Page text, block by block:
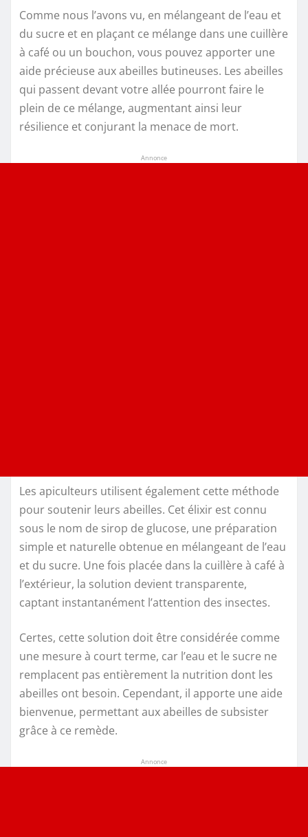
Comme nous l’avons vu, en mélangeant de l’eau et
du sucre et en plaçant ce mélange dans une cuillère
à café ou un bouchon, vous pouvez apporter une
aide précieuse aux abeilles butineuses. Les abeilles
qui passent devant votre allée pourront faire le
plein de ce mélange, augmentant ainsi leur
résilience et conjurant la menace de mort.
Annonce
Les apiculteurs utilisent également cette méthode
pour soutenir leurs abeilles. Cet élixir est connu
sous le nom de sirop de glucose, une préparation
simple et naturelle obtenue en mélangeant de l’eau
et du sucre. Une fois placée dans la cuillère à café à
l’extérieur, la solution devient transparente,
captant instantanément l’attention des insectes.
Certes, cette solution doit être considérée comme
une mesure à court terme, car l’eau et le sucre ne
remplacent pas entièrement la nutrition dont les
abeilles ont besoin. Cependant, il apporte une aide
bienvenue, permettant aux abeilles de subsister
grâce à ce remède.
Annonce